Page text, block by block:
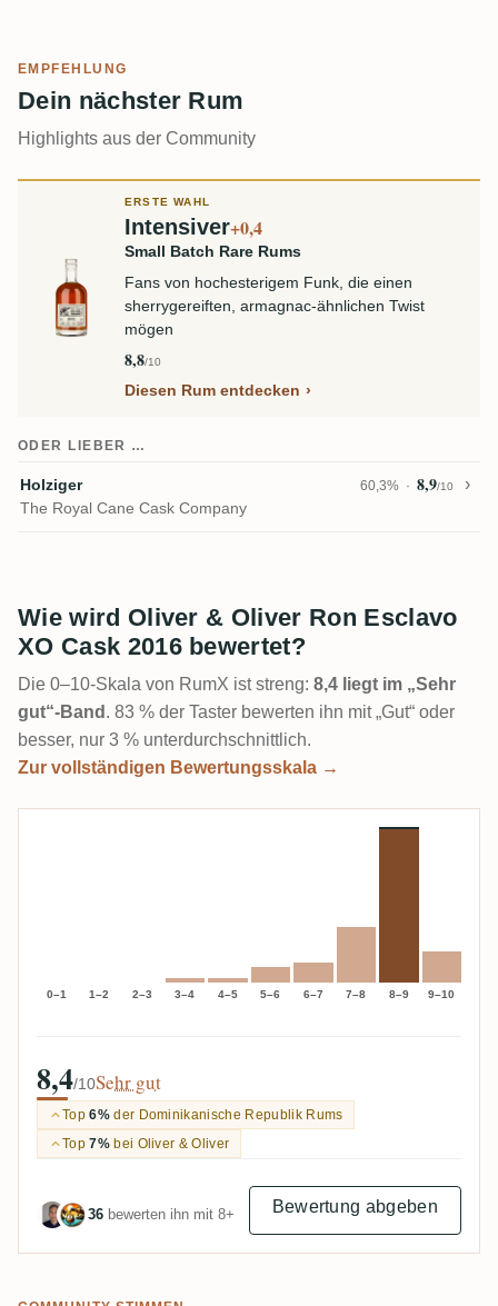
EMPFEHLUNG
Dein nächster Rum
Highlights aus der Community
ERSTE WAHL
Intensiver+0,4
Small Batch Rare Rums
Fans von hochesterigem Funk, die einen
sherrygereiften, armagnac-ähnlichen Twist
mögen
8,8/10
Diesen Rum entdecken
ODER LIEBER …
Holziger 60,3% 8,9/10
The Royal Cane Cask Company
Wie wird Oliver & Oliver Ron Esclavo
XO Cask 2016 bewertet?
Die 0–10-Skala von RumX ist streng: 8,4 liegt im „Sehr
gut“-Band . 83 % der Taster bewerten ihn mit „Gut“ oder
besser, nur 3 % unterdurchschnittlich.
Zur vollständigen Bewertungsskala →
0–1 1–2 2–3 3–4 4–5 5–6 6–7 7–8 8–9 9–10
8,4/10Sehr gut
Top6%der Dominikanische Republik Rums
Top7%bei Oliver & Oliver
36 bewerten ihn mit 8+ Bewertung abgeben